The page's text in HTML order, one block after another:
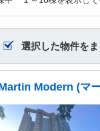
選択した物件を
Modern (マ